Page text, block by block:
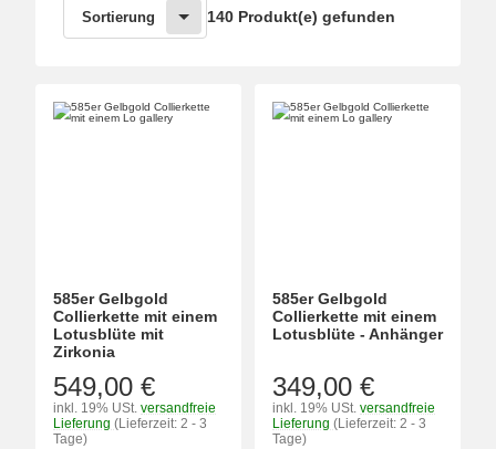
Sortierung 140 Produkt(e) gefunden
585er Gelbgold
Collierkette mit einem
Lotusblüte mit
Zirkonia
549,00 €
inkl. 19% USt. versandfreie
Lieferung (Lieferzeit: 2 - 3
Tage)
585er Gelbgold
Collierkette mit einem
Lotusblüte - Anhänger
349,00 €
inkl. 19% USt. versandfreie
Lieferung (Lieferzeit: 2 - 3
Tage)